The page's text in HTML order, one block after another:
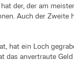
der, der am
Auch der Zweite
hat ein Loch
anvertraute